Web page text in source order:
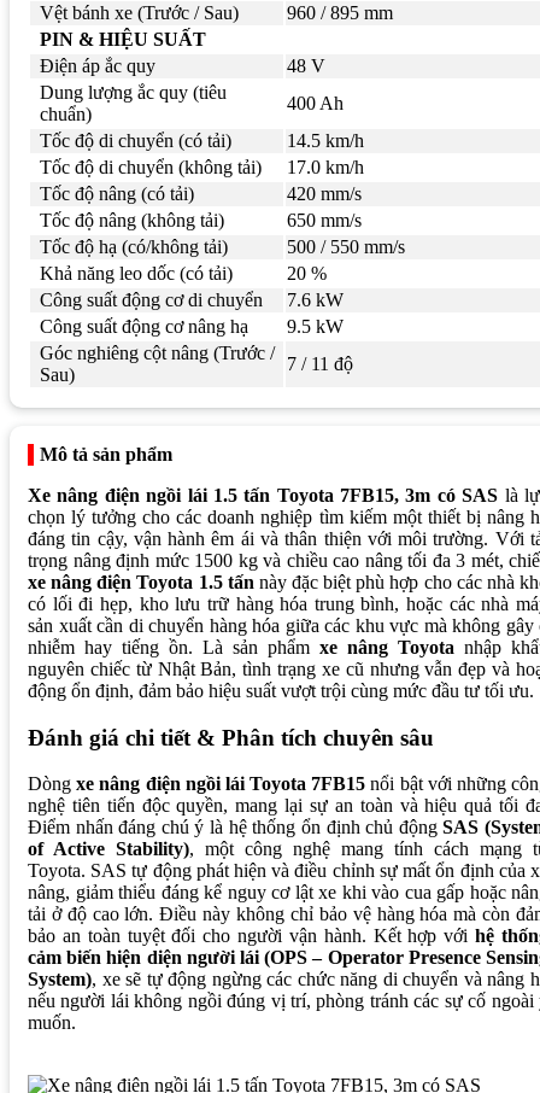
Vệt bánh xe (Trước / Sau)
960 / 895 mm
PIN & HIỆU SUẤT
Điện áp ắc quy
48 V
Dung lượng ắc quy (tiêu
chuẩn)
400 Ah
Tốc độ di chuyển (có tải)
14.5 km/h
Tốc độ di chuyển (không tải)
17.0 km/h
Tốc độ nâng (có tải)
420 mm/s
Tốc độ nâng (không tải)
650 mm/s
Tốc độ hạ (có/không tải)
500 / 550 mm/s
Khả năng leo dốc (có tải)
20 %
Công suất động cơ di chuyển
7.6 kW
Công suất động cơ nâng hạ
9.5 kW
Góc nghiêng cột nâng (Trước /
Sau)
7 / 11 độ
Mô tả sản phẩm
Xe nâng điện ngồi lái 1.5 tấn Toyota 7FB15, 3m có SAS là
chọn lý tưởng cho các doanh nghiệp tìm kiếm một thiết bị nâng
đáng tin cậy, vận hành êm ái và thân thiện với môi trường. Với
trọng nâng định mức 1500 kg và chiều cao nâng tối đa 3 mét,
xe nâng điện Toyota 1.5 tấn này đặc biệt phù hợp cho các nhà
có lối đi hẹp, kho lưu trữ hàng hóa trung bình, hoặc các nhà
sản xuất cần di chuyển hàng hóa giữa các khu vực mà không gây
nhiễm hay tiếng ồn. Là sản phẩm xe nâng Toyota nhập
nguyên chiếc từ Nhật Bản, tình trạng xe cũ nhưng vẫn đẹp và
động ổn định, đảm bảo hiệu suất vượt trội cùng mức đầu tư tối ưu.
Đánh giá chi tiết & Phân tích chuyên sâu
Dòngxe nâng điện ngồi lái Toyota 7FB15 nổi bật với những
nghệ tiên tiến độc quyền, mang lại sự an toàn và hiệu quả tối
Điểm nhấn đáng chú ý là hệ thống ổn định chủ độngSAS
of Active Stability), một công nghệ mang tính cách mạng
Toyota. SAS tự động phát hiện và điều chỉnh sự mất ổn định của
nâng, giảm thiểu đáng kể nguy cơ lật xe khi vào cua gấp hoặc
tải ở độ cao lớn. Điều này không chỉ bảo vệ hàng hóa mà còn
bảo an toàn tuyệt đối cho người vận hành. Kết hợp vớihệ
cảm biến hiện diện người lái (OPS – Operator Presence
System), xe sẽ tự động ngừng các chức năng di chuyển và nâng
nếu người lái không ngồi đúng vị trí, phòng tránh các sự cố ngoài
muốn.